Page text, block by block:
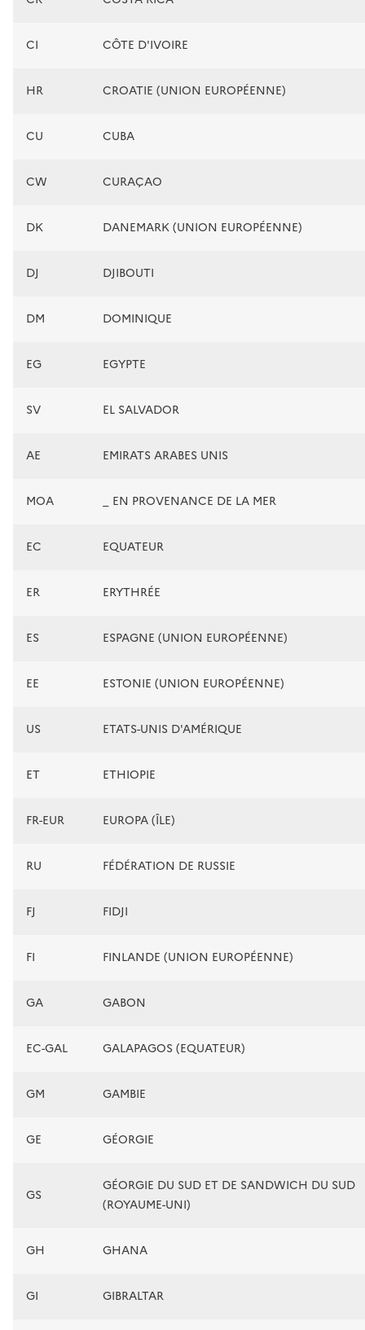
CI CÔTE D'IVOIRE
HR CROATIE (UNION EUROPÉENNE)
CU CUBA
CW CURAÇAO
DK DANEMARK (UNION EUROPÉENNE)
DJ DJIBOUTI
DM DOMINIQUE
EG EGYPTE
SV EL SALVADOR
AE EMIRATS ARABES UNIS
MOA _ EN PROVENANCE DE LA MER
EC EQUATEUR
ER ERYTHRÉE
ES ESPAGNE (UNION EUROPÉENNE)
EE ESTONIE (UNION EUROPÉENNE)
US ETATS-UNIS D'AMÉRIQUE
ET ETHIOPIE
FR-EUR EUROPA (ÎLE)
RU FÉDÉRATION DE RUSSIE
FJ FIDJI
FI FINLANDE (UNION EUROPÉENNE)
GA GABON
EC-GAL GALAPAGOS (EQUATEUR)
GM GAMBIE
GE GÉORGIE
GS
GÉORGIE DU SUD ET DE SANDWICH DU SUD
(ROYAUME-UNI)
GH GHANA
GI GIBRALTAR